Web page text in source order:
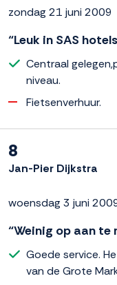
zondag 21 juni 2009
“Leuk in SAS
Centraal
niveau.
Fietsenverhuur.
8
Jan-Pier Dijkstra
woensdag 3 juni
“Weinig op aan te
Goede service.
van de Grote